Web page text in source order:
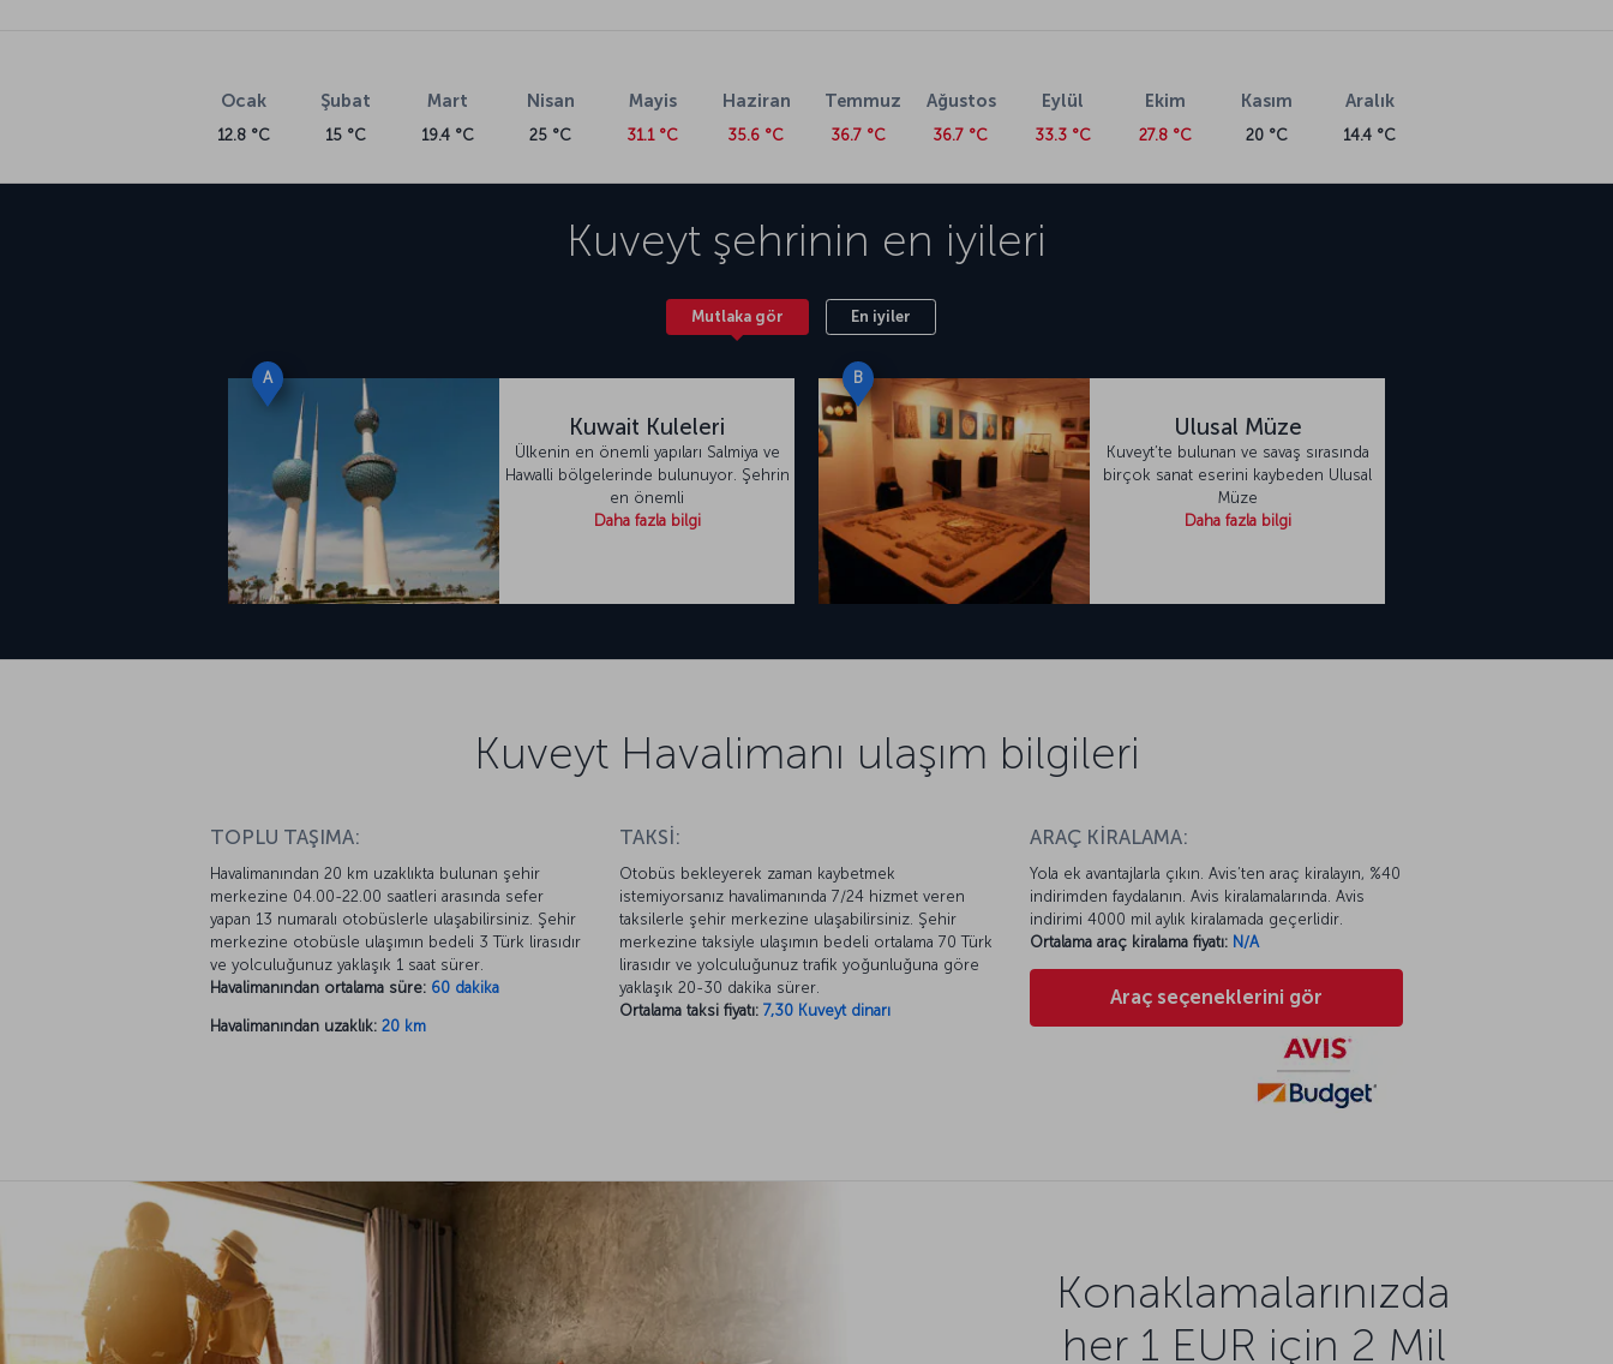
Ocak
12.8 °C
Şubat
15 °C
Mart
19.4 °C
Nisan
25 °C
Mayis
31.1 °C
Haziran
35.6 °C
Temmuz
36.7 °C
Ağustos
36.7 °C
Eylül
33.3 °C
Ekim
27.8 °C
Kasım
20 °C
Aralık
14.4 °C
Kuveyt şehrinin en iyileri
Mutlaka gör En iyiler
A
Kuwait Kuleleri
Ülkenin en önemli yapıları Salmiya ve
Hawalli bölgelerinde bulunuyor. Şehrin
en önemli
Daha fazla bilgi
B
Ulusal Müze
Kuveyt’te bulunan ve savaş sırasında
birçok sanat eserini kaybeden Ulusal
Müze
Daha fazla bilgi
Kuveyt Havalimanı ulaşım bilgileri
TOPLU TAŞIMA:
Havalimanından 20 km uzaklıkta bulunan şehir
merkezine 04.00-22.00 saatleri arasında sefer
yapan 13 numaralı otobüslerle ulaşabilirsiniz. Şehir
merkezine otobüsle ulaşımın bedeli 3 Türk lirasıdır
ve yolculuğunuz yaklaşık 1 saat sürer.
Havalimanından ortalama süre: 60 dakika
Havalimanından uzaklık: 20 km
TAKSİ:
Otobüs bekleyerek zaman kaybetmek
istemiyorsanız havalimanında 7/24 hizmet veren
taksilerle şehir merkezine ulaşabilirsiniz. Şehir
merkezine taksiyle ulaşımın bedeli ortalama 70 Türk
lirasıdır ve yolculuğunuz trafik yoğunluğuna göre
yaklaşık 20-30 dakika sürer.
Ortalama taksi fiyatı: 7,30 Kuveyt dinarı
ARAÇ KİRALAMA:
Yola ek avantajlarla çıkın. Avis’ten araç kiralayın, %40
indirimden faydalanın. Avis kiralamalarında. Avis
indirimi 4000 mil aylık kiralamada geçerlidir.
Ortalama araç kiralama fiyatı: N/A
Araç seçeneklerini gör
Konaklamalarınızda
her 1 EUR için 2 Mil